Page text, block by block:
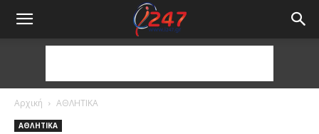
Αρχική ΑΘΛΗΤΙΚΑ
ΑΘΛΗΤΙΚΑ